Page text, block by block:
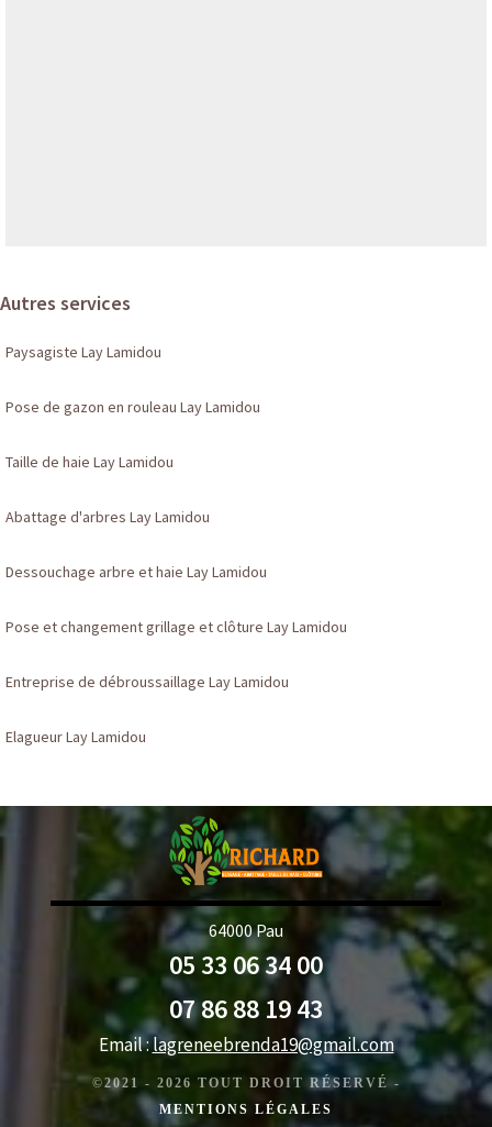
Autres services
Paysagiste Lay Lamidou
Pose de gazon en rouleau Lay Lamidou
Taille de haie Lay Lamidou
Abattage d'arbres Lay Lamidou
Dessouchage arbre et haie Lay Lamidou
Pose et changement grillage et clôture Lay Lamidou
Entreprise de débroussaillage Lay Lamidou
Elagueur Lay Lamidou
64000 Pau
05 33 06 34 00
07 86 88 19 43
Email :lagreneebrenda19@gmail.com
©2021 - 2026 TOUT DROIT RÉSERVÉ -
MENTIONS LÉGALES